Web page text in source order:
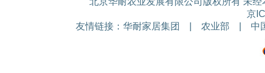
京
友情链接： 华耐家居集团 农业部 中